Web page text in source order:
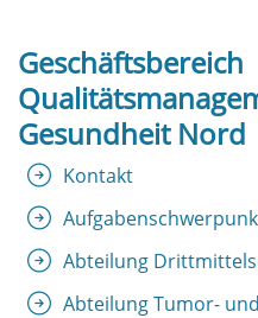
Geschäftsbereich
Gesundheit Nord
Kontakt
Abteilung
Abteilung Tumor-